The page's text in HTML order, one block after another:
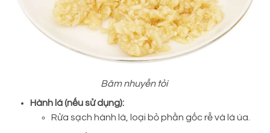
Băm nhuyễn tỏi
Hành lá (nếu sử dụng):
Rửa sạch hành lá, loại bỏ phần gốc rễ và lá úa.